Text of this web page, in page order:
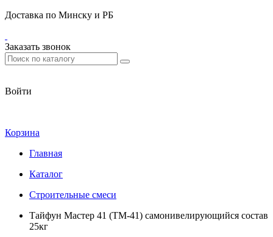
Доставка по Минску и РБ
Заказать звонок
Войти
Корзина
Главная
Каталог
Строительные смеси
Тайфун Мастер 41 (ТМ-41) самонивелирующийся состав
25кг